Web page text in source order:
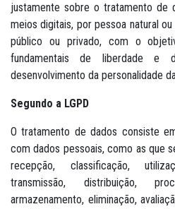
justamente sobre o tratamento de
meios digitais, por pessoa natural
público ou privado, com o
fundamentais de liberdade
desenvolvimento da personalidade
Segundo a LGPD
O tratamento de dados consiste
com dados pessoais, como as que
recepção, classificação,
transmissão, distribuição,
armazenamento, eliminação,